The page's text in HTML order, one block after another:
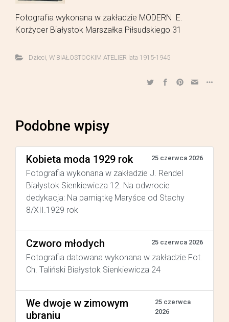
Fotografia wykonana w zakładzie MODERN E.
Korżycer Białystok Marszałka Piłsudskiego 31
Dzieci W BIAŁOSTOCKIM ATELIER lata 1915-1945
Podobne wpisy
Kobieta moda 1929 rok 25 czerwca 2026
Fotografia wykonana w zakładzie J. Rendel
Białystok Sienkiewicza 12. Na odwrocie
dedykacja: Na pamiątkę Maryśce od Stachy
8/XII.1929 rok
Czworo młodych 25 czerwca 2026
Fotografia datowana wykonana w zakładzie Fot.
Ch. Taliński Białystok Sienkiewicza 24
We dwoje w zimowym
ubraniu
25 czerwca
2026